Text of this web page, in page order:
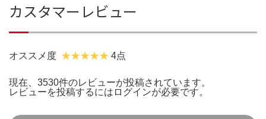
カスタマーレビュー
オススメ度 4点
現在、3530件のレビューが投稿されています。
レビューを投稿するには ログインが必要です。